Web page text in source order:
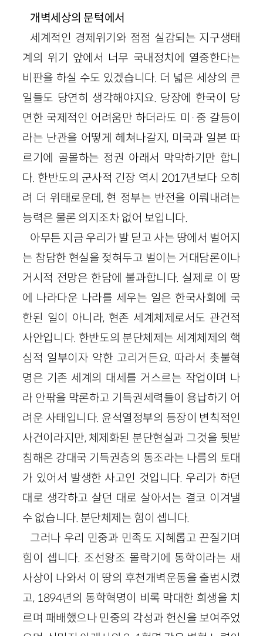
개벽세상의 문턱에서
세계적인 경제위기와 점점 실감되는 지구생태
계의 위기 앞에서 너무 국내정치에 열중한다는
비판을 하실 수도 있겠습니다. 더 넓은 세상의 큰
일들도 당연히 생각해야지요. 당장에 한국이 당
면한 국제적인 어려움만 하더라도 미·중 갈등이
라는 난관을 어떻게 헤쳐나갈지, 미국과 일본 따
르기에 골몰하는 정권 아래서 막막하기만 합니
다. 한반도의 군사적 긴장 역시 2017년보다 오히
려 더 위태로운데, 현 정부는 반전을 이뤄내려는
능력은 물론 의지조차 없어 보입니다.
아무튼 지금 우리가 발 딛고 사는 땅에서 벌어지
는 참담한 현실을 젖혀두고 벌이는 거대담론이나
거시적 전망은 한담에 불과합니다. 실제로 이 땅
에 나라다운 나라를 세우는 일은 한국사회에 국
한된 일이 아니라, 현존 세계체제로서도 관건적
사안입니다. 한반도의 분단체제는 세계체제의 핵
심적 일부이자 약한 고리거든요. 따라서 촛불혁
명은 기존 세계의 대세를 거스르는 작업이며 나
라 안팎을 막론하고 기득권세력들이 용납하기 어
려운 사태입니다. 윤석열정부의 등장이 변칙적인
사건이라지만, 체제화된 분단현실과 그것을 뒷받
침해온 강대국 기득권층의 동조라는 나름의 토대
가 있어서 발생한 사고인 것입니다. 우리가 하던
대로 생각하고 살던 대로 살아서는 결코 이겨낼
수 없습니다. 분단체제는 힘이 셉니다.
그러나 우리 민중과 민족도 지혜롭고 끈질기며
힘이 셉니다. 조선왕조 몰락기에 동학이라는 새
사상이 나와서 이 땅의 후천개벽운동을 출범시켰
고, 1894년의 동학혁명이 비록 막대한 희생을 치
르며 패배했으나 민중의 각성과 헌신을 보여주었